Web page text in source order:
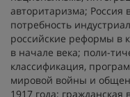
авторитаризма; Россия
потребность
российские реформы в
в начале века; поли-
классификация,
мировой войны и
1917 года;